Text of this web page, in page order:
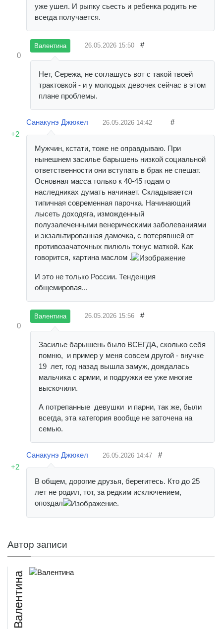
уже ушел. И рыпку сьесть и ребенка родить не
всегда получается.
0
Валентина 26.05.2026 15:50 #
Нет, Сережа, не соглашусь вот с такой твоей
трактовкой - и у молодых девочек сейчас в этом
плане проблемы.
+2
Санакунэ Джюкел 26.05.2026 14:42 #
Мужчин, кстати, тоже не оправдываю. При
нынешнем засилье барышень низкой социальной
ответственности они вступать в брак не спешат.
Основная масса только к 40-45 годам о
наследниках думать начинает. Складывается
типичная современная парочка. Начинающий
лысеть доходяга, изможденный
полузалеченными венерическими заболеваниями
и экзальтированная дамочка, с потерявшей от
противозачаточных пилюль тонус маткой. Как
говорится, картина маслом .
И это не только России. Тенденция
общемировая...
0
Валентина 26.05.2026 15:56 #
Засилье барышень было ВСЕГДА, сколько себя
помню, и пример у меня совсем другой - внучке
19 лет, год назад вышла замуж, дождалась
мальчика с армии, и подружки ее уже многие
выскочили.
А потрепанные девушки и парни, так же, были
всегда, эта категория вообще не заточена на
семью.
+2
Санакунэ Джюкел 26.05.2026 14:47 #
В общем, дорогие друзья, берегитесь. Кто до 25
лет не родил, тот, за редким исключением,
опоздал
.
Автор записи
Валентина